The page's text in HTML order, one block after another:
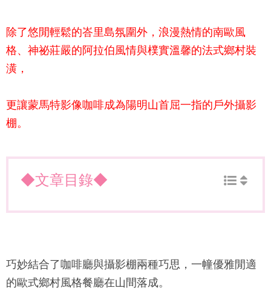
除了悠閒輕鬆的峇里島氛圍外，浪漫熱情的南歐風
格、神祕莊嚴的阿拉伯風情與樸實溫馨的法式鄉村裝
潢，
更讓蒙馬特影像咖啡成為陽明山首屈一指的戶外攝影
棚。
◆文章目錄◆
巧妙結合了咖啡廳與攝影棚兩種巧思，一幢優雅閒適
的歐式鄉村風格餐廳在山間落成。